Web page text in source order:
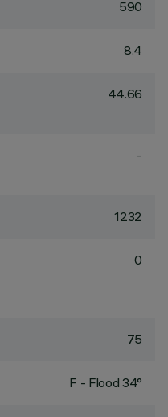
590
8.4
44.66
-
1232
0
75
F - Flood 34°